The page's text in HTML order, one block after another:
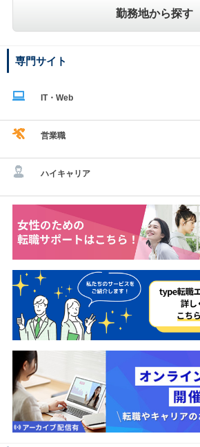
勤務地から探す
専門サイト
IT・Web
営業職
ハイキャリア